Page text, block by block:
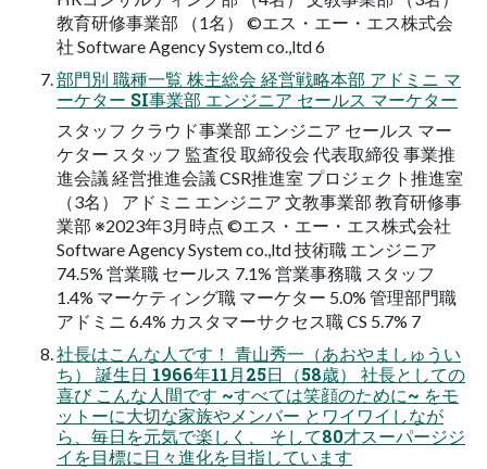
教育研修事業部 （1名） ©エス・エー・エス株式会
社 Software Agency System co.,ltd 6
部門別 職種一覧 株主総会 経営戦略本部 アドミニ マ
ーケター SI事業部 エンジニア セールス マーケター
スタッフ クラウド事業部 エンジニア セールス マー
ケター スタッフ 監査役 取締役会 代表取締役 事業推
進会議 経営推進会議 CSR推進室 プロジェクト推進室
（3名） アドミニ エンジニア 文教事業部 教育研修事
業部 ※2023年3月時点 ©エス・エー・エス株式会社
Software Agency System co.,ltd 技術職 エンジニア
74.5% 営業職 セールス 7.1% 営業事務職 スタッフ
1.4% マーケティング職 マーケター 5.0% 管理部門職
アドミニ 6.4% カスタマーサクセス職 CS 5.7% 7
社長はこんな人です！ 青山秀一（あおやましゅうい
ち） 誕生日 1966年11月25日（58歳） 社長としての
喜び こんな人間です ~すべては笑顔のために~ をモ
ットーに大切な家族やメンバー とワイワイしなが
ら、毎日を元気で楽しく、 そして80才スーパージジ
イを目標に日々進化を目指しています